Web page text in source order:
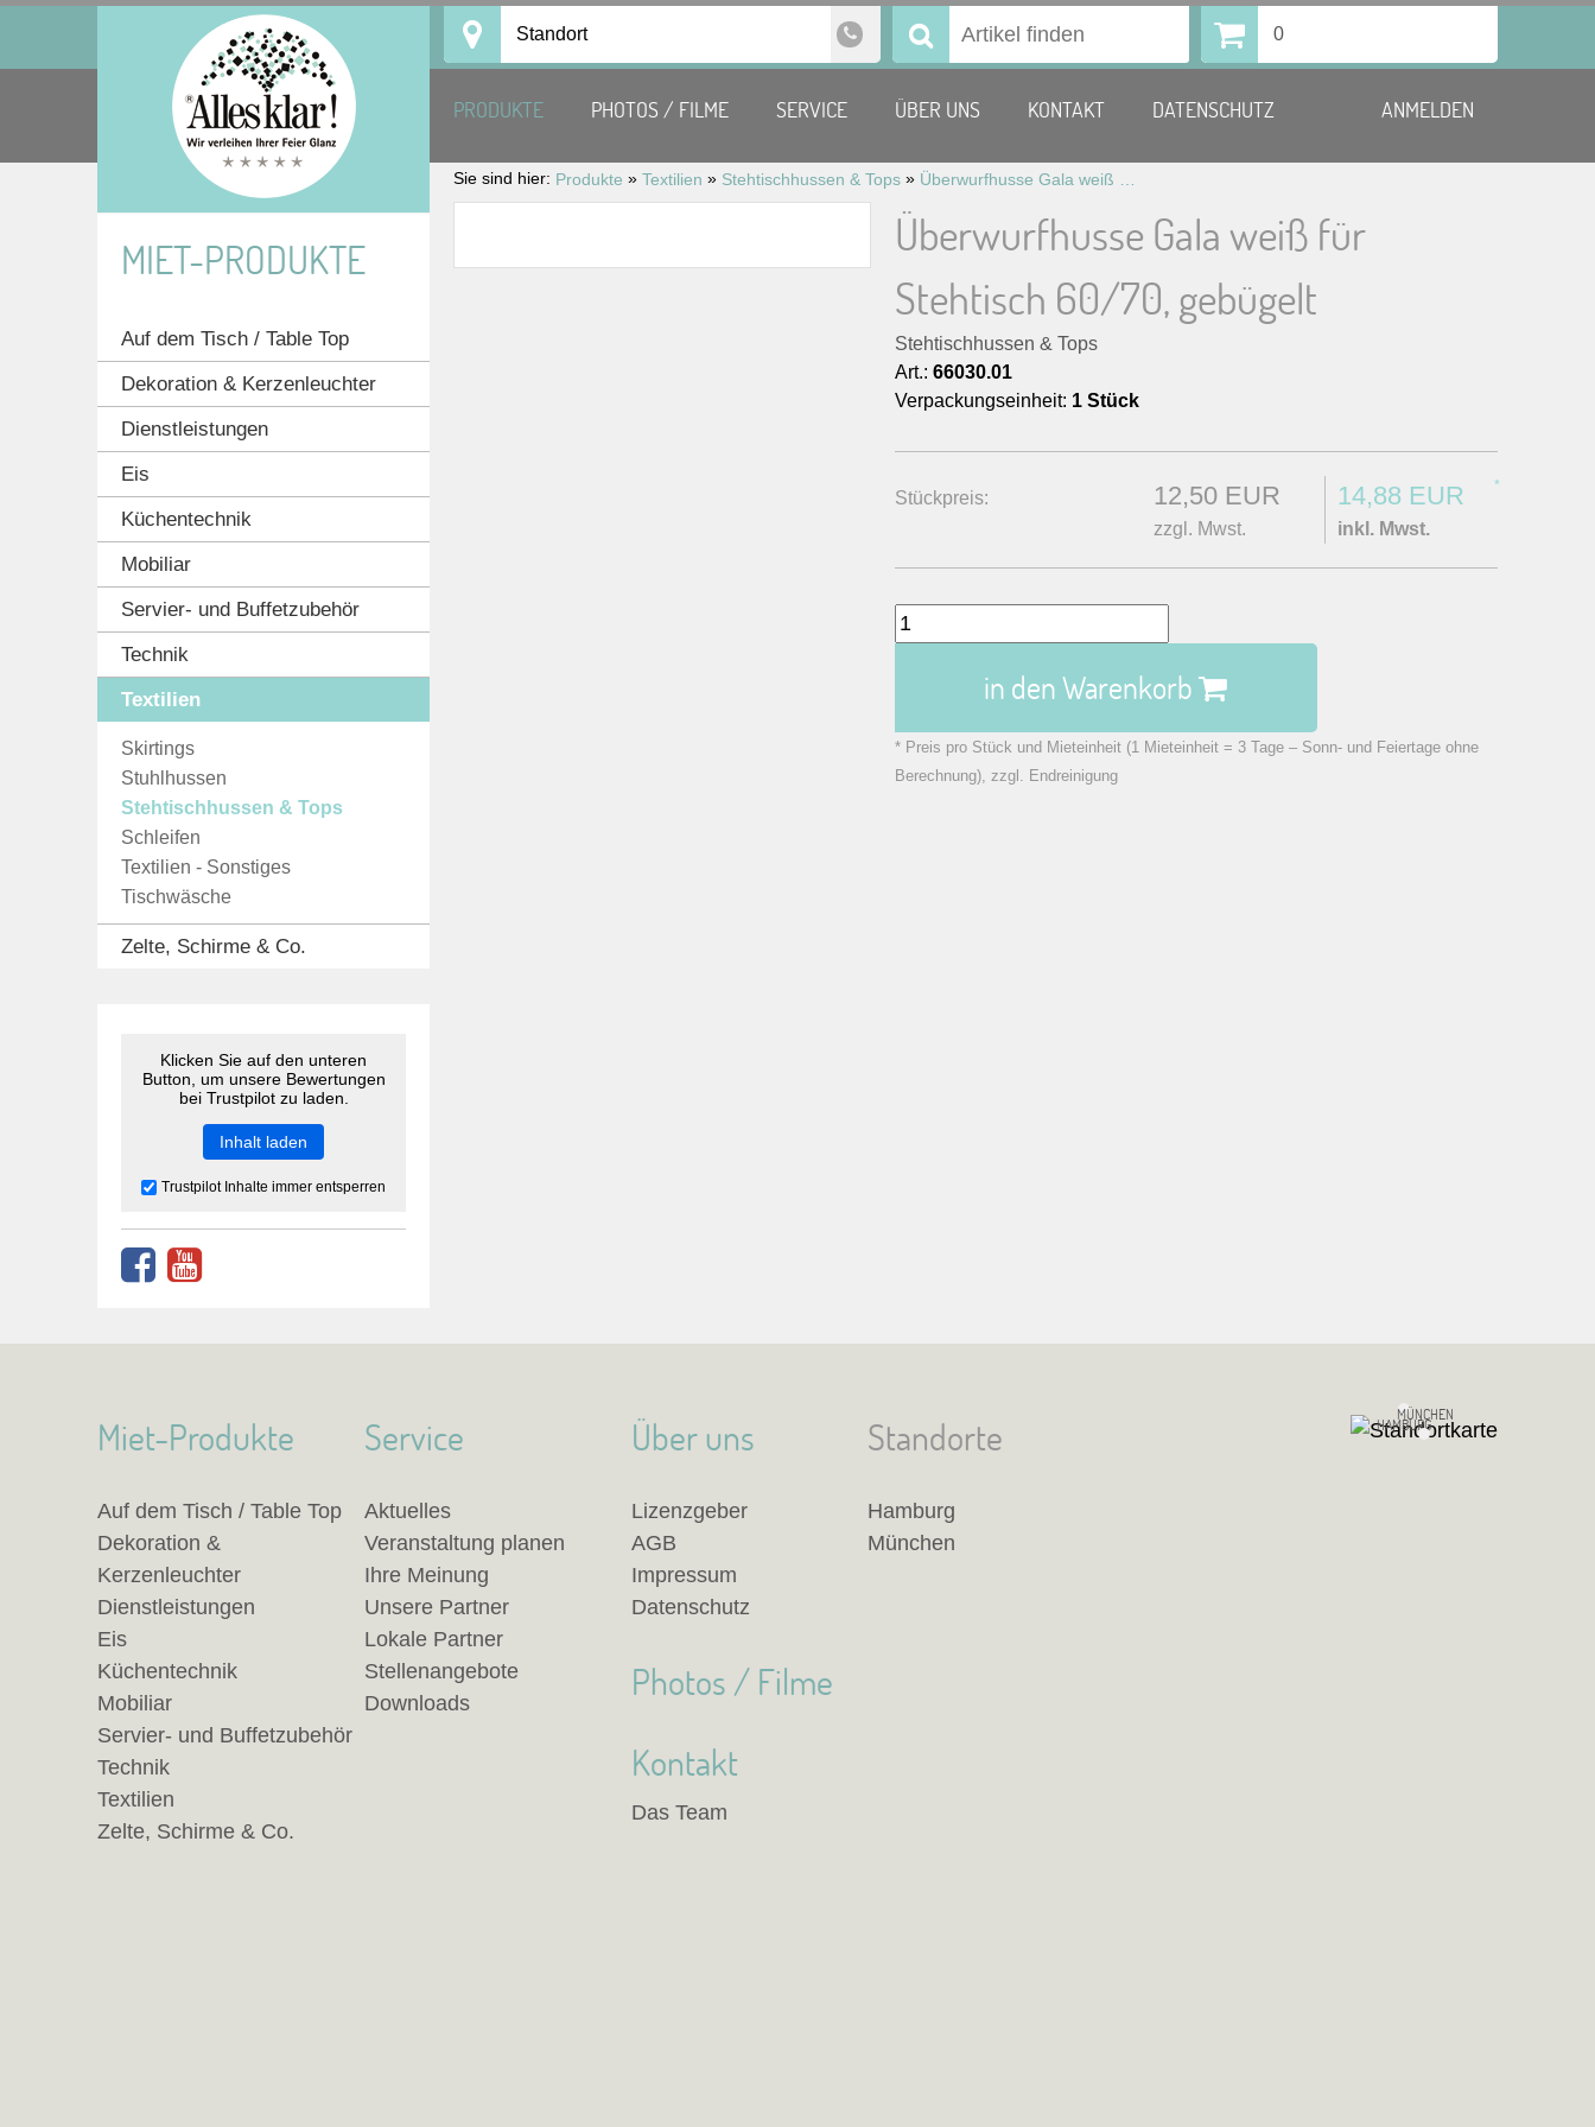
Standort Suchen 0
PRODUKTE PHOTOS / FILME SERVICE ÜBER UNS KONTAKT DATENSCHUTZ ANMELDEN
Sie sind hier: Produkte » Textilien » Stehtischhussen & Tops »
Überwurfhusse Gala weiß für
Stehtisch 60/70, gebügelt
Stehtischhussen & Tops
Art.: 66030.01
Verpackungseinheit: 1 Stück
Stückpreis: 12,50 EUR
zzgl. Mwst.
14,88 EUR *
inkl. Mwst.
in den Warenkorb
* Preis pro Stück und Mieteinheit (1 Mieteinheit = 3 Tage – Sonn- und Feiertage ohne
Berechnung), zzgl. Endreinigung
MIET-PRODUKTE
Auf dem Tisch / Table Top
Dekoration & Kerzenleuchter
Dienstleistungen
Eis
Küchentechnik
Mobiliar
Servier- und Buffetzubehör
Technik
Textilien
Skirtings
Stuhlhussen
Stehtischhussen & Tops
Schleifen
Textilien - Sonstiges
Tischwäsche
Zelte, Schirme & Co.
Klicken Sie auf den unteren
Button, um unsere Bewertungen
bei Trustpilot zu laden.
Inhalt laden
Trustpilot Inhalte immer entsperren
Standorte
Hamburg
München
HAMBURG
MÜNCHEN
Miet-Produkte
Auf dem Tisch / Table Top
Dekoration &
Kerzenleuchter
Dienstleistungen
Eis
Küchentechnik
Mobiliar
Servier- und Buffetzubehör
Technik
Textilien
Zelte, Schirme & Co.
Service
Aktuelles
Veranstaltung planen
Ihre Meinung
Unsere Partner
Lokale Partner
Stellenangebote
Downloads
Über uns
Lizenzgeber
AGB
Impressum
Datenschutz
Photos / Filme
Kontakt
Das Team